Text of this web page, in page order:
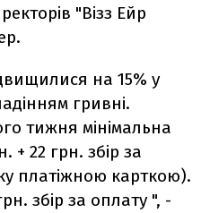
"Візз Ейр
на 15% у
гривні.
тижня мінімальна
+ 22 грн. збір за
платіжною карткою).
збір за оплату ", -